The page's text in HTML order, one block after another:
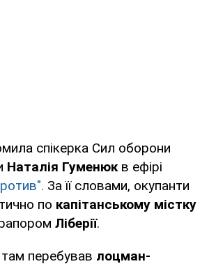
спікерка Сил оборони
Наталія Гуменюкв ефірі
За її словами, окупанти
по капітанському містку
Ліберії.
перебував лоцман-